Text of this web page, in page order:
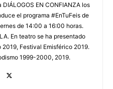
EN CONFIANZA los
el programa #EnTuFeis de
de 14:00 a 16:00 horas.
En teatro se ha presentado
Festival Emisférico 2019.
1999-2000, 2019.